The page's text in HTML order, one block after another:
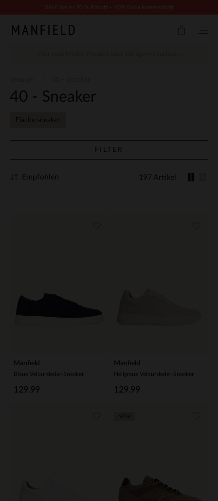
40 - Sneaker
Flache sneaker
FILTER
197 Artikel
Empfohlen
Manfield
Blaue Veloursleder-Sneaker
129.99
Manfield
Hellgraue Veloursleder-Sneaker
129.99